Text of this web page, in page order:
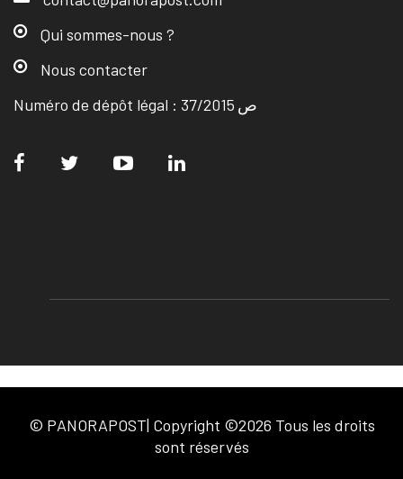
Qui sommes-nous ?
Nous contacter
Numéro de dépôt légal : ص 37/2015
© PANORAPOST| Copyright ©2026 Tous les droits
sont réservés